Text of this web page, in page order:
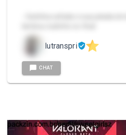
lutranspri
CHAT